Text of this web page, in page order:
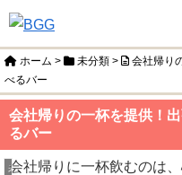
ホーム > 未分類 >
会社帰り
べるバー
会社帰りの一杯を提供！
るバー
未分類
会社帰りに一杯飲むのは